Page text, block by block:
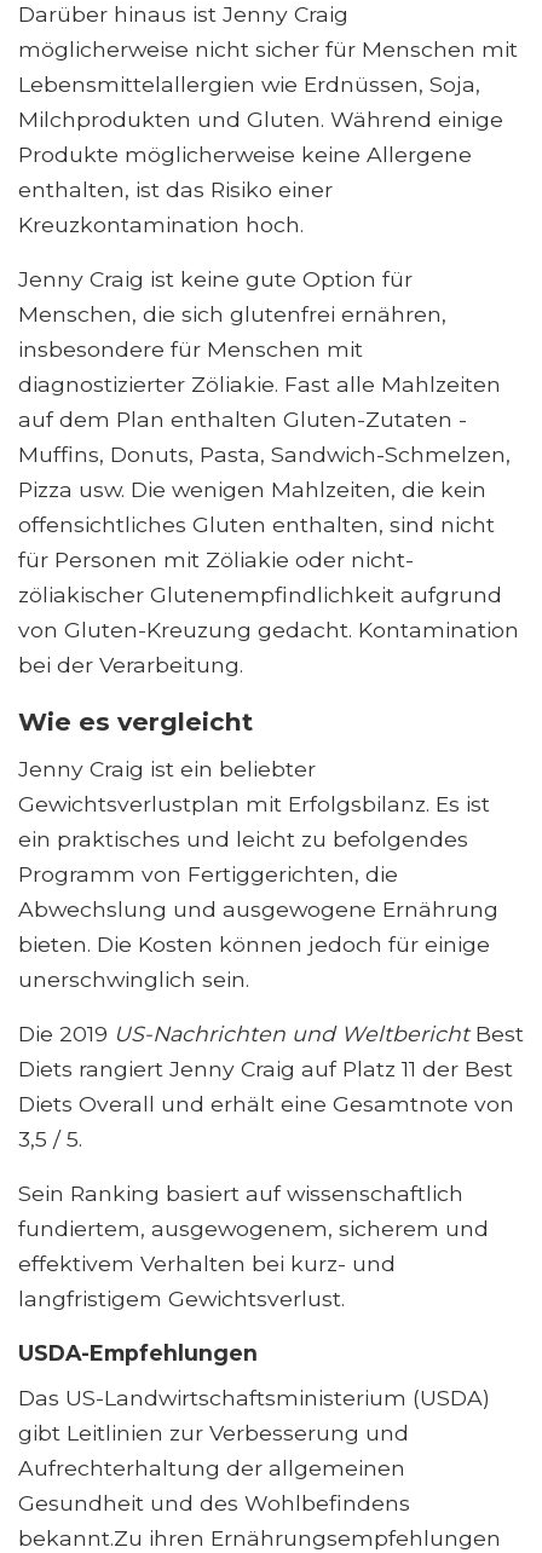
Darüber hinaus ist Jenny Craig
möglicherweise nicht sicher für Menschen mit
Lebensmittelallergien wie Erdnüssen, Soja,
Milchprodukten und Gluten. Während einige
Produkte möglicherweise keine Allergene
enthalten, ist das Risiko einer
Kreuzkontamination hoch.
Jenny Craig ist keine gute Option für
Menschen, die sich glutenfrei ernähren,
insbesondere für Menschen mit
diagnostizierter Zöliakie. Fast alle Mahlzeiten
auf dem Plan enthalten Gluten-Zutaten -
Muffins, Donuts, Pasta, Sandwich-Schmelzen,
Pizza usw. Die wenigen Mahlzeiten, die kein
offensichtliches Gluten enthalten, sind nicht
für Personen mit Zöliakie oder nicht-
zöliakischer Glutenempfindlichkeit aufgrund
von Gluten-Kreuzung gedacht. Kontamination
bei der Verarbeitung.
Wie es vergleicht
Jenny Craig ist ein beliebter
Gewichtsverlustplan mit Erfolgsbilanz. Es ist
ein praktisches und leicht zu befolgendes
Programm von Fertiggerichten, die
Abwechslung und ausgewogene Ernährung
bieten. Die Kosten können jedoch für einige
unerschwinglich sein.
Die 2019 US-Nachrichten und WeltberichtBest
Diets rangiert Jenny Craig auf Platz 11 der Best
Diets Overall und erhält eine Gesamtnote von
3,5 / 5.
Sein Ranking basiert auf wissenschaftlich
fundiertem, ausgewogenem, sicherem und
effektivem Verhalten bei kurz- und
langfristigem Gewichtsverlust.
USDA-Empfehlungen
Das US-Landwirtschaftsministerium (USDA)
gibt Leitlinien zur Verbesserung und
Aufrechterhaltung der allgemeinen
Gesundheit und des Wohlbefindens
bekannt.Zu ihren Ernährungsempfehlungen